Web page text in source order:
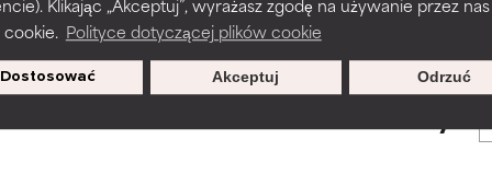
Polityce dotyczącej plików cookie
Dostosować Odrzuć
Akceptuj
składnikami.
podrażnienie, stan zapalny, suchość itp. Może przynosić
ale ogólnie udowodniono, że wyrządza więcej szkody niż
składnikami.
podrażnienie, stan zapalny, suchość itp. Może przynosić
ale ogólnie udowodniono, że wyrządza więcej szkody niż
się, aby otrzymywać wyjątkowe